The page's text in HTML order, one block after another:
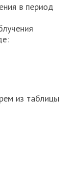
в период
из таблицы